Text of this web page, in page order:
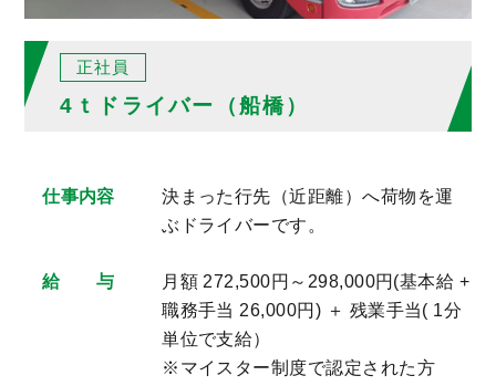
正社員
4ｔドライバー（船橋）
仕事内容
決まった行先（近距離）へ荷物を運
ぶドライバーです。
給 与
月額 272,500円～298,000円(基本給 +
職務手当 26,000円) ＋ 残業手当( 1分
単位で支給）
※マイスター制度で認定された方